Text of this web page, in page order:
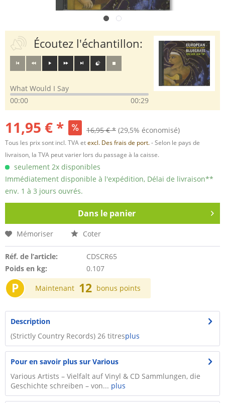
Écoutez l'échantillon:
What Would I Say
00:00
00:29
11,95 € * 16,95 € * (29,5% économisé)
Tous les prix sont incl. TVA etexcl. Des frais de port.- Selon le pays de
livraison, la TVA peut varier lors du passage à la caisse.
seulement 2x disponibles
Immédiatement disponible à l'expédition, Délai de livraison**
env. 1 à 3 jours ouvrés.
Dans le panier
Mémoriser Coter
Réf. de l’article:
CDSCR65
Poids en kg:
0.107
P Maintenant 12 bonus points
Description
(Strictly Country Records) 26 titresplus
Pour en savoir plus sur Various
Various Artists – Vielfalt auf Vinyl & CD Sammlungen, die
Geschichte schreiben – von... plus